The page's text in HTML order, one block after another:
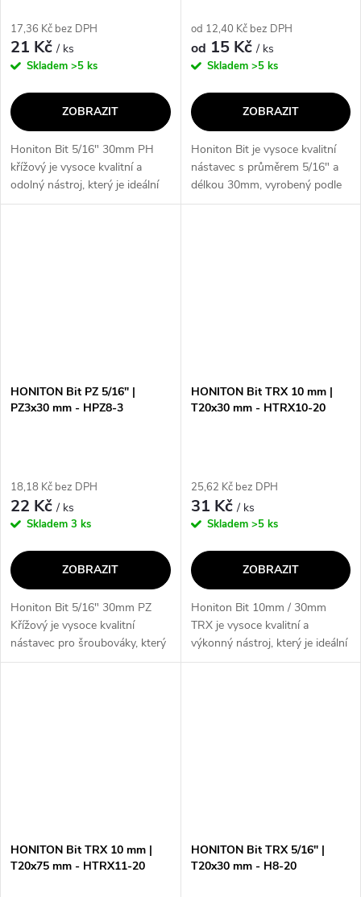
17,36 Kč bez DPH
21 Kč/ ks
Skladem >5 ks
ZOBRAZIT
Honiton Bit 5/16" 30mm PH
křížový je vysoce kvalitní a
odolný nástroj, který je ideální
pro použití při montáži a
od 12,40 Kč bez DPH
od 15 Kč/ ks
Skladem >5 ks
ZOBRAZIT
Honiton Bit je vysoce kvalitní
nástavec s průměrem 5/16" a
délkou 30mm, vyrobený podle
standardu DIN3126. Jeho
HONITON Bit PZ 5/16" |
PZ3x30 mm - HPZ8-3
18,18 Kč bez DPH
22 Kč/ ks
Skladem 3 ks
ZOBRAZIT
Honiton Bit 5/16" 30mm PZ
Křížový je vysoce kvalitní
nástavec pro šroubováky, který
vyniká svou odolností a
HONITON Bit TRX 10 mm |
T20x30 mm - HTRX10-20
25,62 Kč bez DPH
31 Kč/ ks
Skladem >5 ks
ZOBRAZIT
Honiton Bit 10mm / 30mm
TRX je vysoce kvalitní a
výkonný nástroj, který je ideální
pro profesionální použití. S jeho
HONITON Bit TRX 10 mm |
T20x75 mm - HTRX11-20
HONITON Bit TRX 5/16" |
T20x30 mm - H8-20